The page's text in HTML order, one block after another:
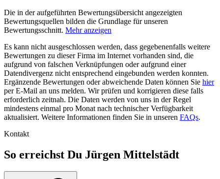
Die in der aufgeführten Bewertungsübersicht angezeigten
Bewertungsquellen bilden die Grundlage für unseren
Bewertungsschnitt. Mehr anzeigen
Es kann nicht ausgeschlossen werden, dass gegebenenfalls weitere
Bewertungen zu dieser Firma im Internet vorhanden sind, die
aufgrund von falschen Verknüpfungen oder aufgrund einer
Datendivergenz nicht entsprechend eingebunden werden konnten.
Ergänzende Bewertungen oder abweichende Daten können Sie hier
per E-Mail an uns melden. Wir prüfen und korrigieren diese falls
erforderlich zeitnah. Die Daten werden von uns in der Regel
mindestens einmal pro Monat nach technischer Verfügbarkeit
aktualisiert. Weitere Informationen finden Sie in unseren FAQs.
Kontakt
So erreichst Du Jürgen Mittelstädt